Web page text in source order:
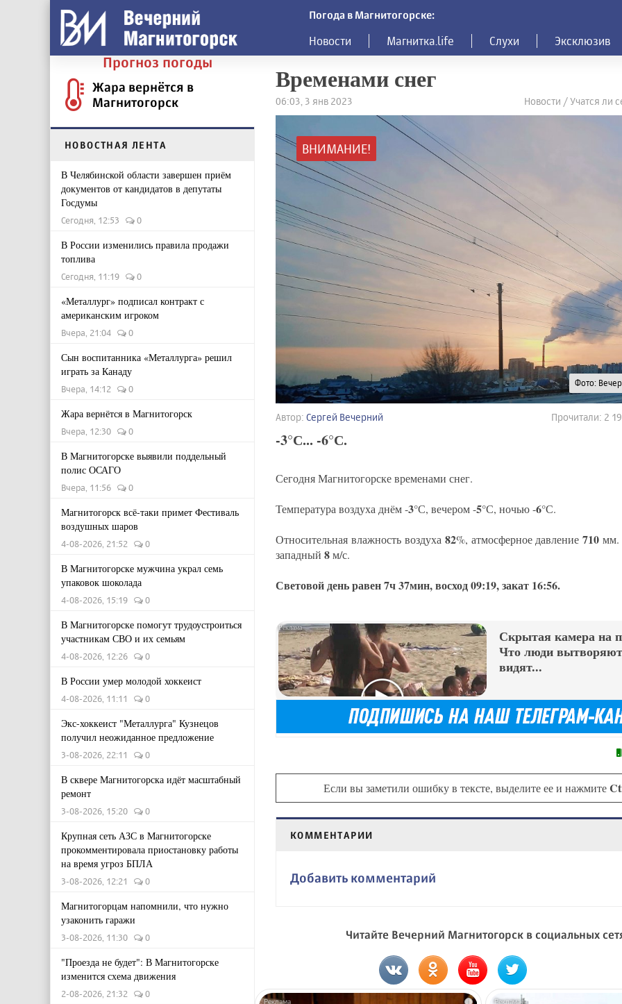
Погода в Магнитогорске:
Новости Магнитка.life Слухи Эксклюзив
Прогноз погоды
Жара вернётся в
Магнитогорск
НОВОСТНАЯ ЛЕНТА
В Челябинской области завершен приём
документов от кандидатов в депутаты
Госдумы
Сегодня, 12:53 0
В России изменились правила продажи
топлива
Сегодня, 11:19 0
«Металлург» подписал контракт с
американским игроком
Вчера, 21:04 0
Сын воспитанника «Металлурга» решил
играть за Канаду
Вчера, 14:12 0
Жара вернётся в Магнитогорск
Вчера, 12:30 0
В Магнитогорске выявили поддельный
полис ОСАГО
Вчера, 11:56 0
Магнитогорск всё-таки примет Фестиваль
воздушных шаров
4-08-2026, 21:52 0
В Магнитогорске мужчина украл семь
упаковок шоколада
4-08-2026, 15:19 0
В Магнитогорске помогут трудоустроиться
участникам СВО и их семьям
4-08-2026, 12:26 0
В России умер молодой хоккеист
4-08-2026, 11:11 0
Экс-хоккеист "Металлурга" Кузнецов
получил неожиданное предложение
3-08-2026, 22:11 0
В сквере Магнитогорска идёт масштабный
ремонт
3-08-2026, 15:20 0
Крупная сеть АЗС в Магнитогорске
прокомментировала приостановку работы
на время угроз БПЛА
3-08-2026, 12:21 0
Магнитогорцам напомнили, что нужно
узаконить гаражи
3-08-2026, 11:30 0
"Проезда не будет": В Магнитогорске
изменится схема движения
2-08-2026, 21:32 0
Временами снег
06:03, 3 янв 2023 Новости / Учатся ли
ВНИМАНИЕ!
Фото:
Автор: Сергей Вечерний Прочитали: 2
-3°С... -6°С.
Сегодня Магнитогорске временами снег.
Температура воздуха днём -3°С, вечером -5°С, ночью -6°С.
Относительная влажность воздуха 82%, атмосферное давление710мм.
западный 8м/с.
Световой день равен 7ч 37мин, восход 09:19, закат 16:56.
Скрытая камера на
Что люди
видят...
Если вы заметили ошибку в тексте, выделите ее и нажмите
КОММЕНТАРИИ
Добавить комментарий
Читайте Вечерний Магнитогорск в социальных
i